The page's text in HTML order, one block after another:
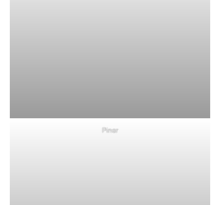
Pinar